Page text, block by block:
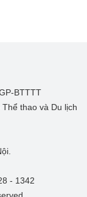
BTTTT
thao và Du lịch
- 1342